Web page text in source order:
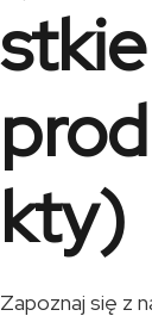
stkie
kty)
Zapoznaj się z